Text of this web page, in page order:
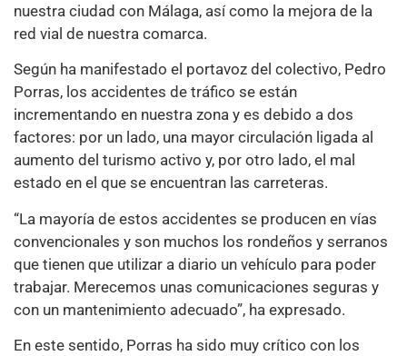
nuestra ciudad con Málaga, así como la mejora de la
red vial de nuestra comarca.
Según ha manifestado el portavoz del colectivo, Pedro
Porras, los accidentes de tráfico se están
incrementando en nuestra zona y es debido a dos
factores: por un lado, una mayor circulación ligada al
aumento del turismo activo y, por otro lado, el mal
estado en el que se encuentran las carreteras.
“La mayoría de estos accidentes se producen en vías
convencionales y son muchos los rondeños y serranos
que tienen que utilizar a diario un vehículo para poder
trabajar. Merecemos unas comunicaciones seguras y
con un mantenimiento adecuado”, ha expresado.
En este sentido, Porras ha sido muy crítico con los